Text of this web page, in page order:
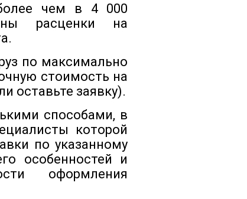
Новости
Документы
Контакты
чем в 4 000
расценки на
по максимально
стоимость на
оставьте заявку).
способами, в
которой
по указанному
особенностей и
оформления